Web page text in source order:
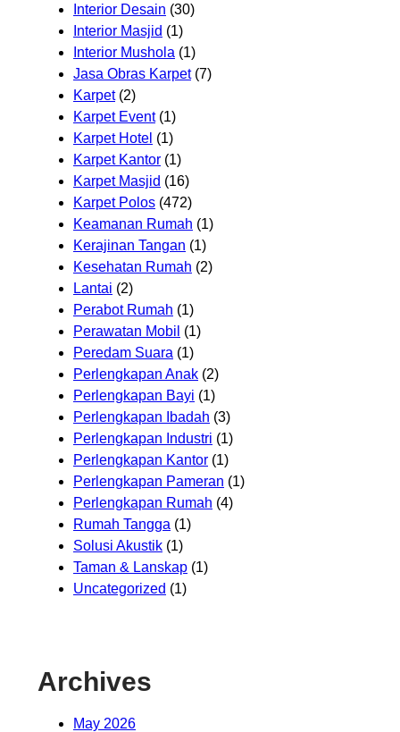
Interior Desain (30)
Interior Masjid (1)
Interior Mushola (1)
Jasa Obras Karpet(7)
Karpet(2)
Karpet Event(1)
Karpet Hotel (1)
Karpet Kantor (1)
Karpet Masjid (16)
Karpet Polos (472)
Keamanan Rumah (1)
Kerajinan Tangan (1)
Kesehatan Rumah (2)
Lantai (2)
Perabot Rumah (1)
Perawatan Mobil (1)
Peredam Suara (1)
Perlengkapan Anak (2)
Perlengkapan Bayi (1)
Perlengkapan Ibadah (3)
Perlengkapan Industri (1)
Perlengkapan Kantor (1)
Perlengkapan Pameran (1)
Perlengkapan Rumah (4)
Rumah Tangga (1)
Solusi Akustik (1)
Taman & Lanskap (1)
Uncategorized (1)
Archives
May 2026